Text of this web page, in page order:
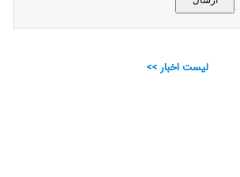
لیست اخبار >>